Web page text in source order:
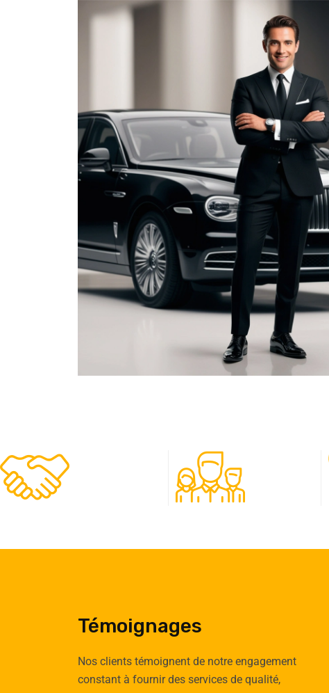
Témoignages
Nos clients témoignent de notre engagement
constant à fournir des services de qualité,